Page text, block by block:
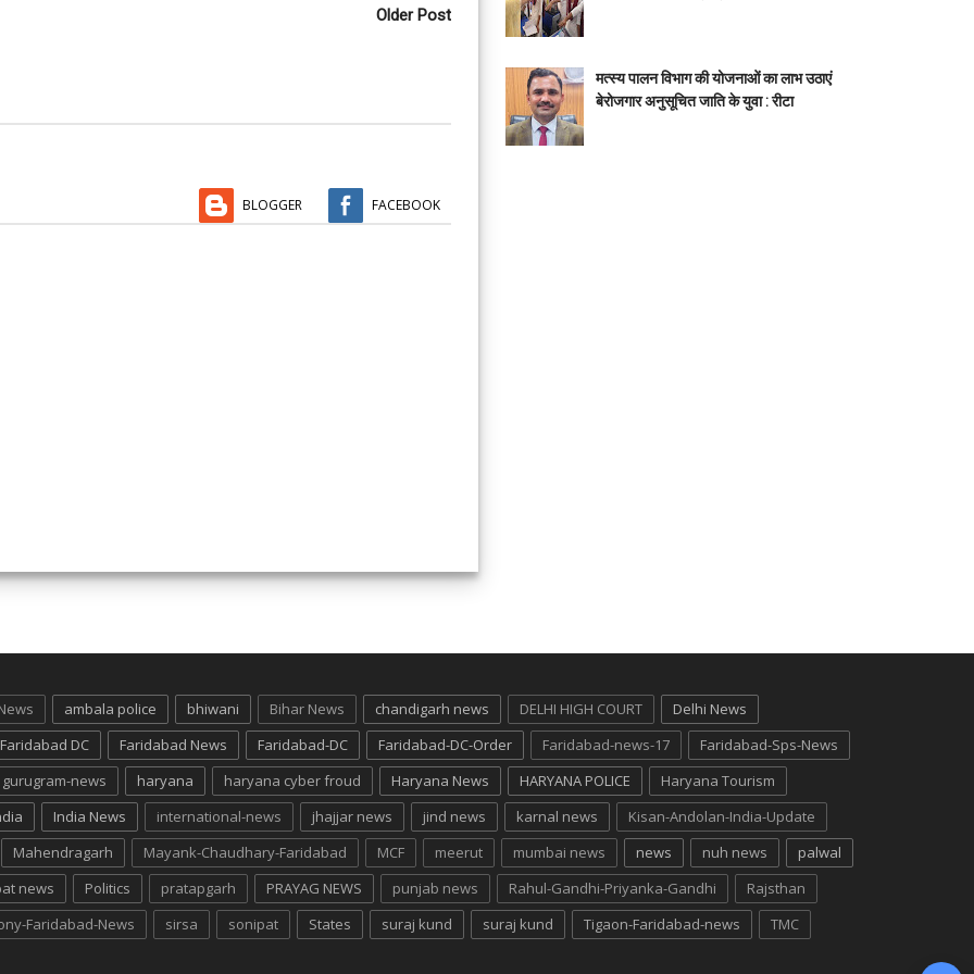
Older Post
BLOGGER FACEBOOK
मत्स्य पालन विभाग की योजनाओं का लाभ उठाएं
बेरोजगार अनुसूचित जाति के युवा : रीटा
ambala police bhiwani Bihar News chandigarh news DELHI HIGH COURT
Delhi News
Faridabad DC Faridabad News Faridabad-DC Faridabad-DC-Order Faridabad-news-17
Faridabad-Sps-News
gurugram-news haryana haryana cyber froud Haryana News HARYANA POLICE
Haryana Tourism
India News international-news jhajjar news jind news karnal news
Kisan-Andolan-India-Update
Mahendragarh Mayank-Chaudhary-Faridabad MCF meerut mumbai news news nuh news
palwal
news Politics pratapgarh PRAYAG NEWS punjab news Rahul-Gandhi-Priyanka-Gandhi
Rajsthan
Faridabad-News sirsa sonipat States suraj kund suraj kund Tigaon-Faridabad-news
TMC